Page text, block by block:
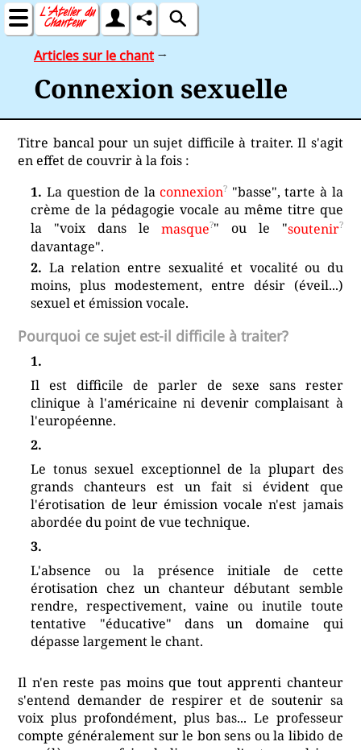
Articles sur le chant →
Connexion sexuelle
Titre bancal pour un sujet difficile à traiter. Il s'agit
en effet de couvrir à la fois :
La question de laconnexion "basse", tarte à la
crème de la pédagogie vocale au même titre que
la "voix dans lemasque " ou le "soutenir
davantage".
La relation entre sexualité et vocalité ou du
moins, plus modestement, entre désir (éveil...)
sexuel et émission vocale.
Pourquoi ce sujet est-il difficile à traiter?
Il est difficile de parler de sexe sans rester
clinique à l'américaine ni devenir complaisant à
l'européenne.
Le tonus sexuel exceptionnel de la plupart des
grands chanteurs est un fait si évident que
l'érotisation de leur émission vocale n'est jamais
abordée du point de vue technique.
L'absence ou la présence initiale de cette
érotisation chez un chanteur débutant semble
rendre, respectivement, vaine ou inutile toute
tentative "éducative" dans un domaine qui
dépasse largement le chant.
Il n'en reste pas moins que tout apprenti chanteur
s'entend demander de respirer et de soutenir sa
voix plus profondément, plus bas... Le professeur
compte généralement sur le bon sens ou la libido de